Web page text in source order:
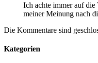
Ich achte immer auf
meiner Meinung nach
Die Kommentare sind
Kategorien